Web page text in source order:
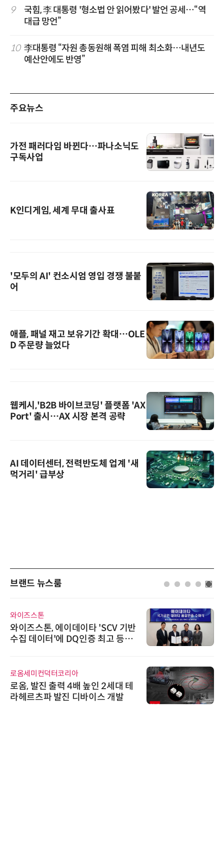
9
국힘, 李 대통령 '형소법 안 읽어봤다' 발언 공세…“역
대급 망언”
10 李대통령 “자원 총동원해 폭염 피해 최소화…내년도
예산안에도 반영”
주요뉴스
가전 패러다임 바뀐다…파나소닉도
구독사업
K인디게임, 세계 무대 출사표
'모두의 AI' 컨소시엄 영입 경쟁 불붙
어
애플, 패널 재고 보유기간 확대…OLE
D 주문량 늘었다
웹케시,'B2B 바이브코딩' 플랫폼 'AX
Port' 출시…AX 시장 본격 공략
AI 데이터센터, 전력반도체 업계 '새
먹거리' 급부상
브랜드 뉴스룸
시놀로지, SK네트웍스서비스와 영
상 보안 카메라 국내 독점 판매 파
씨앤에프시스템, 오웬스그룹과 공
공 ERP·DX 사업 협력